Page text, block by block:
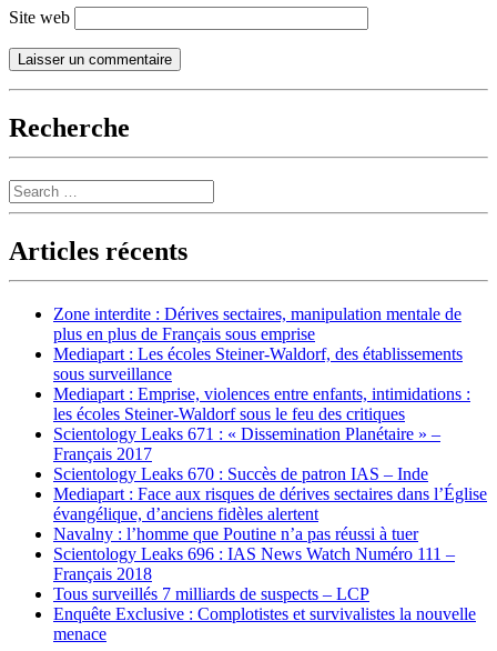
Site web
Recherche
Search
Articles récents
Zone interdite : Dérives sectaires, manipulation mentale de
plus en plus de Français sous emprise
Mediapart : Les écoles Steiner-Waldorf, des établissements
sous surveillance
Mediapart : Emprise, violences entre enfants, intimidations :
les écoles Steiner-Waldorf sous le feu des critiques
Scientology Leaks 671 : « Dissemination Planétaire » –
Français 2017
Scientology Leaks 670 : Succès de patron IAS – Inde
Mediapart : Face aux risques de dérives sectaires dans l’Église
évangélique, d’anciens fidèles alertent
Navalny : l’homme que Poutine n’a pas réussi à tuer
Scientology Leaks 696 : IAS News Watch Numéro 111 –
Français 2018
Tous surveillés 7 milliards de suspects – LCP
Enquête Exclusive : Complotistes et survivalistes la nouvelle
menace